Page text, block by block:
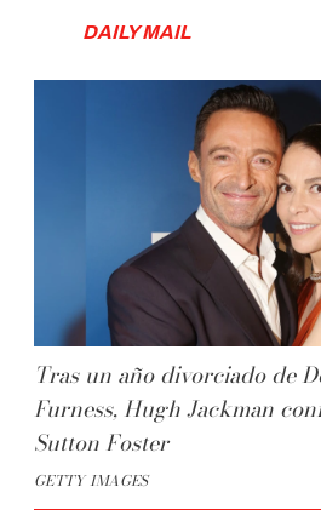
DAILY MAIL
Tras un año divorciado de
Furness, Hugh Jackman
Sutton Foster
GETTY IMAGES